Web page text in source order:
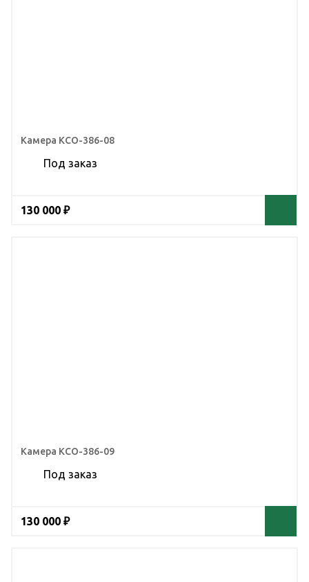
Камера КСО-386-08
Под заказ
130 000 ₽
Камера КСО-386-09
Под заказ
130 000 ₽